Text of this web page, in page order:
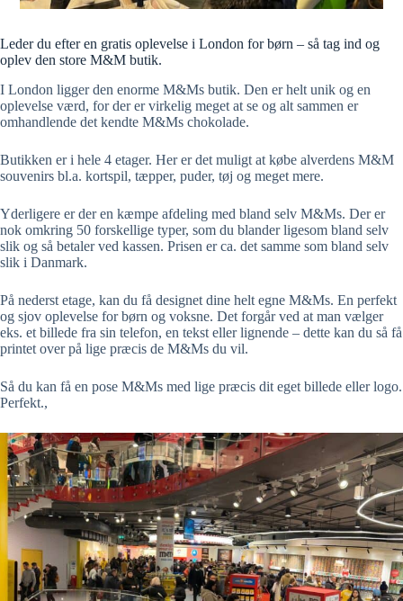
Leder du efter en gratis oplevelse i London for børn – så tag ind og
oplev den store M&M butik.
I London ligger den enorme M&Ms butik. Den er helt unik og en
oplevelse værd, for der er virkelig meget at se og alt sammen er
omhandlende det kendte M&Ms chokolade.
Butikken er i hele 4 etager. Her er det muligt at købe alverdens M&M
souvenirs bl.a. kortspil, tæpper, puder, tøj og meget mere.
Yderligere er der en kæmpe afdeling med bland selv M&Ms. Der er
nok omkring 50 forskellige typer, som du blander ligesom bland selv
slik og så betaler ved kassen. Prisen er ca. det samme som bland selv
slik i Danmark.
På nederst etage, kan du få designet dine helt egne M&Ms. En perfekt
og sjov oplevelse for børn og voksne. Det forgår ved at man vælger
eks. et billede fra sin telefon, en tekst eller lignende – dette kan du så få
printet over på lige præcis de M&Ms du vil.
Så du kan få en pose M&Ms med lige præcis dit eget billede eller logo.
Perfekt.,